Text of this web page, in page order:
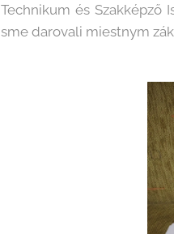
Technikum és Szakképző
sme darovali miestnym